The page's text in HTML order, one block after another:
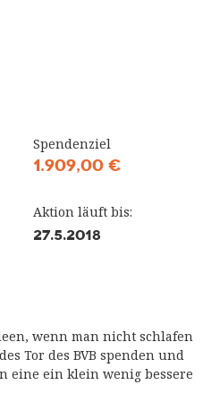
Spendenziel
1.909,00 €
Aktion läuft bis:
27.5.2018
wenn man nicht schlafen
Tor des BVB spenden und
eine ein klein wenig bessere